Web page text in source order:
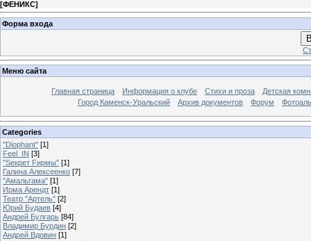
[ФЕНИКС]
Форма входа
Меню сайта
Главная страница Информация о клубе Стихи и проза
Детская
Город Каменск-Уральский
Архив документов Форум
Categories
"Diophant" [1]
Feel_IN [3]
"Sекрет Fирмы" [1]
Галина Алексеенко [7]
"Амальгама" [1]
Ирма Арендт [1]
Театр "Артель" [2]
Юрий Будаев [4]
Андрей Булгарь [84]
Владимир Бурдин [2]
Андрей Вдовин [1]